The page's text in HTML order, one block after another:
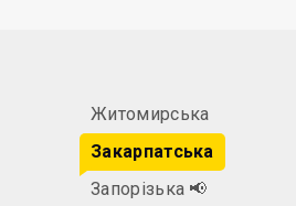
Житомирська
Закарпатська
Запорізька 📢